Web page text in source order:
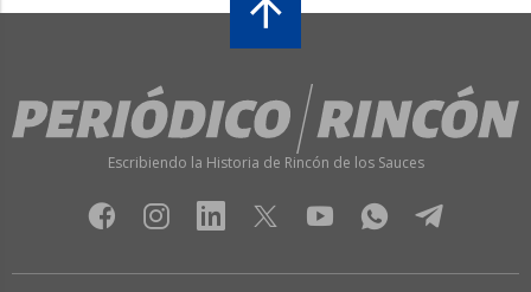
Escribiendo la Historia de Rincón de los Sauces